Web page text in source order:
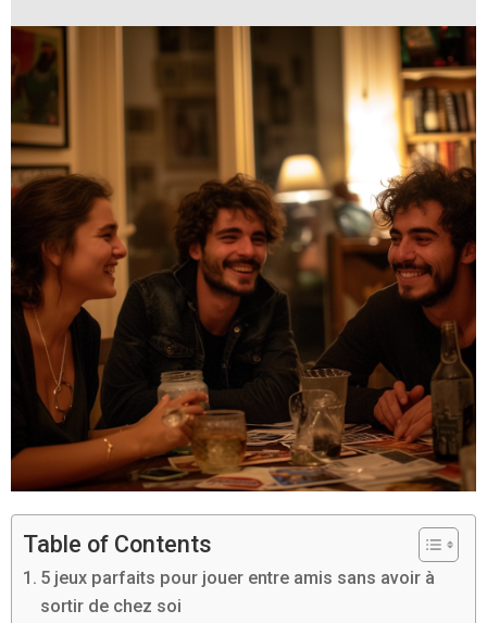
Table of Contents
5 jeux parfaits pour jouer entre amis sans avoir à
sortir de chez soi